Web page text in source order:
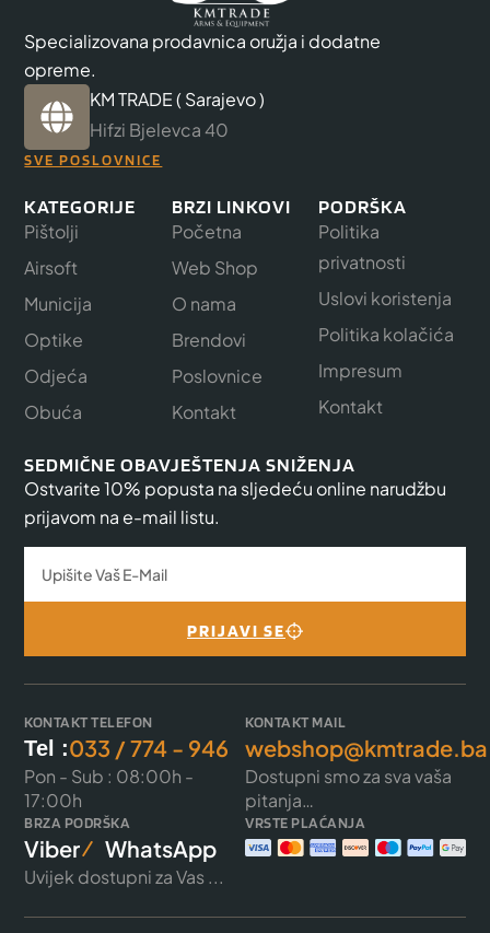
Specializovana prodavnica oružja i dodatne
opreme.
KM TRADE ( Sarajevo )
Hifzi Bjelevca 40
SVE POSLOVNICE
KATEGORIJE
Pištolji
Airsoft
Municija
Optike
Odjeća
Obuća
BRZI LINKOVI
Početna
Web Shop
O nama
Brendovi
Poslovnice
Kontakt
PODRŠKA
Politika
privatnosti
Uslovi koristenja
Politika kolačića
Impresum
Kontakt
SEDMIČNE OBAVJEŠTENJA SNIŽENJA
Ostvarite 10% popusta na sljedeću online narudžbu
prijavom na e-mail listu.
PRIJAVI SE
KONTAKT TELEFON
Tel :033 / 774 - 946
Pon - Sub : 08:00h -
17:00h
KONTAKT MAIL
webshop@kmtrade.ba
Dostupni smo za sva vaša
pitanja…
BRZA PODRŠKA
Viber WhatsApp
Uvijek dostupni za Vas ...
VRSTE PLAĆANJA